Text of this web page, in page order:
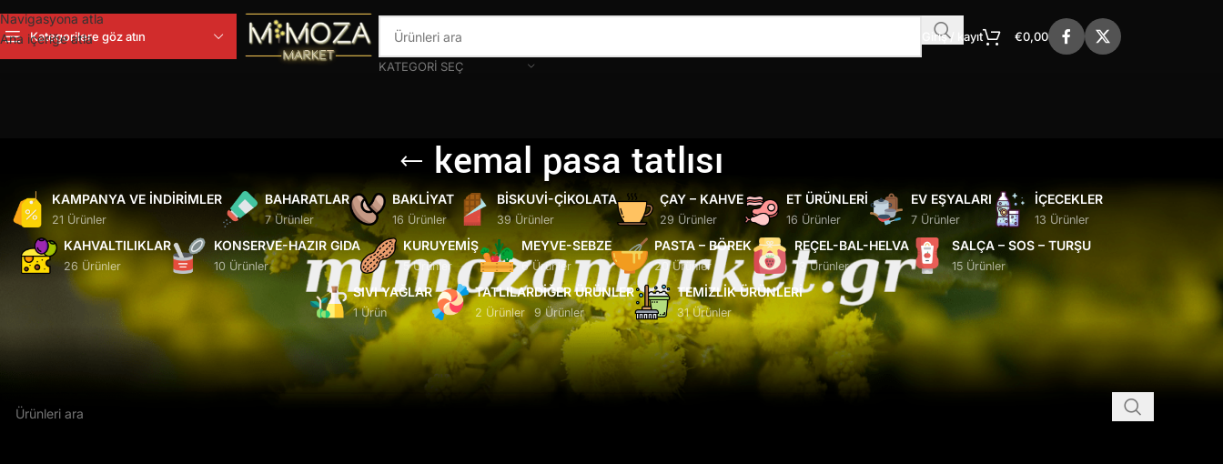
Navigasyona atla
Ana içeriğe atla
Kategorilere göz atın
KATEGORI SEÇ
Giriş / kayıt €0,00
kemal pasa tatlısı
KAMPANYA VE İNDIRIMLER
21 Ürünler
BAHARATLAR
7 Ürünler
BAKLIYAT
16 Ürünler
BISKUVI-ÇIKOLATA
39 Ürünler
ÇAY – KAHVE
29 Ürünler
ET ÜRÜNLERI
16 Ürünler
EV EŞYALARI
7 Ürünler
İÇECEKLER
13 Ürünler
KAHVALTILIKLAR
26 Ürünler
KONSERVE-HAZIR GIDA
10 Ürünler
KURUYEMIŞ
5 Ürünler
MEYVE-SEBZE
6 Ürünler
PASTA – BÖREK
20 Ürünler
REÇEL-BAL-HELVA
13 Ürünler
SALÇA – SOS – TURŞU
15 Ürünler
SIVI YAĞLAR
1 Ürün
TATLILAR
2 Ürünler
DIĞER ÜRÜNLER
9 Ürünler
TEMIZLIK ÜRÜNLERI
31 Ürünler
Ürünler “kemal pasa tatlısı” olarak etiketlendi